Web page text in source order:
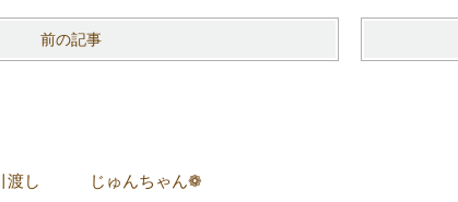
前の記事
引渡し じゅんちゃん❁